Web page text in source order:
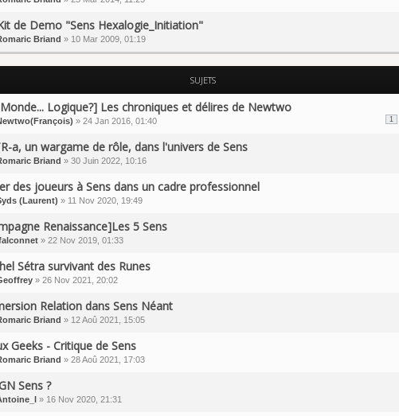
de Demo "Sens Hexalogie_Initiation"
Briand » 10 Mar 2009, 01:19
SUJETS
Logique?] Les chroniques et délires de Newtwo
1
» 24 Jan 2016, 01:40
a, un wargame de rôle, dans l'univers de Sens
Briand » 30 Juin 2022, 10:16
des joueurs à Sens dans un cadre professionnel
(Laurent) » 11 Nov 2020, 19:49
Renaissance]Les 5 Sens
» 22 Nov 2019, 01:33
Sétra survivant des Runes
» 26 Nov 2021, 20:02
Relation dans Sens Néant
Briand » 12 Aoû 2021, 15:05
Geeks - Critique de Sens
Briand » 28 Aoû 2021, 17:03
Sens ?
» 16 Nov 2020, 21:31